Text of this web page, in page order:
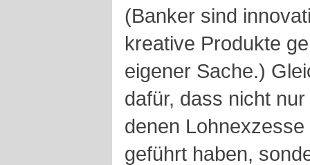
(Banker sind
kreative Produkte
eigener Sache.)
dafür, dass nicht
denen
geführt haben,